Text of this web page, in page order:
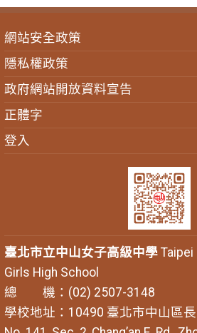
網站安全政策
隱私權政策
政府網站開放資料宣告
正體字
登入
臺北市立中山女子高級中學Taipei
Girls High School
總 機：(02) 2507-3148
學校地址：10490 臺北市中山區